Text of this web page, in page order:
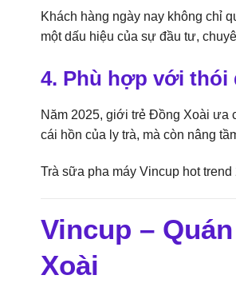
Khách hàng ngày nay không chỉ
một dấu hiệu của sự đầu tư,
4. Phù hợp với thói
Năm 2025, giới trẻ Đồng Xoài ưa
cái hồn của ly trà, mà còn nâng
Trà sữa pha máy Vincup hot
Vincup –
Xoài